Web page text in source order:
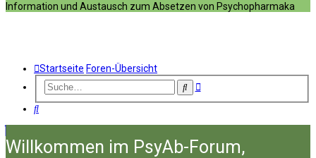
Information und Austausch zum Absetzen von Psychopharmaka
Startseite Foren-Übersicht
SucheErweiterte
Suche
Willkommen im PsyAb-Forum,